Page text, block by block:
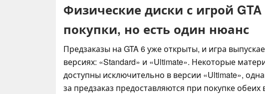
Физические диски с игрой
покупки, но есть один нюанс
Предзаказы на GTA 6 уже открыты, и игра
версиях: «Standard» и «Ultimate». Некоторые
доступны исключительно в версии «Ultimate»,
за предзаказ предоставляются при покупке обеих